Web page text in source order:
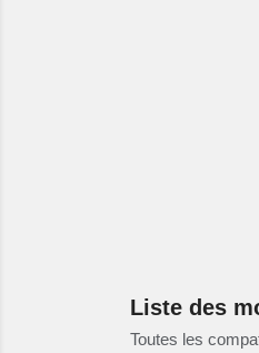
Liste des
Toutes les